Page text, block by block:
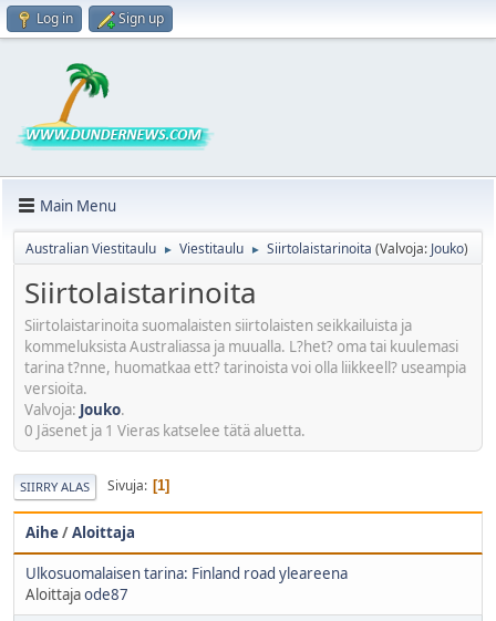
Log in Sign up
Main Menu
Australian Viestitaulu ► Viestitaulu ► Siirtolaistarinoita (Valvoja: Jouko)
Siirtolaistarinoita
Siirtolaistarinoita suomalaisten siirtolaisten seikkailuista ja
kommeluksista Australiassa ja muualla. L?het? oma tai kuulemasi
tarina t?nne, huomatkaa ett? tarinoista voi olla liikkeell? useampia
versioita.
Valvoja: Jouko.
0 Jäsenet ja 1 Vieras katselee tätä aluetta.
SIIRRY ALAS Sivuja 1
Aihe/Aloittaja
Ulkosuomalaisen tarina: Finland road yleareena
Aloittajaode87